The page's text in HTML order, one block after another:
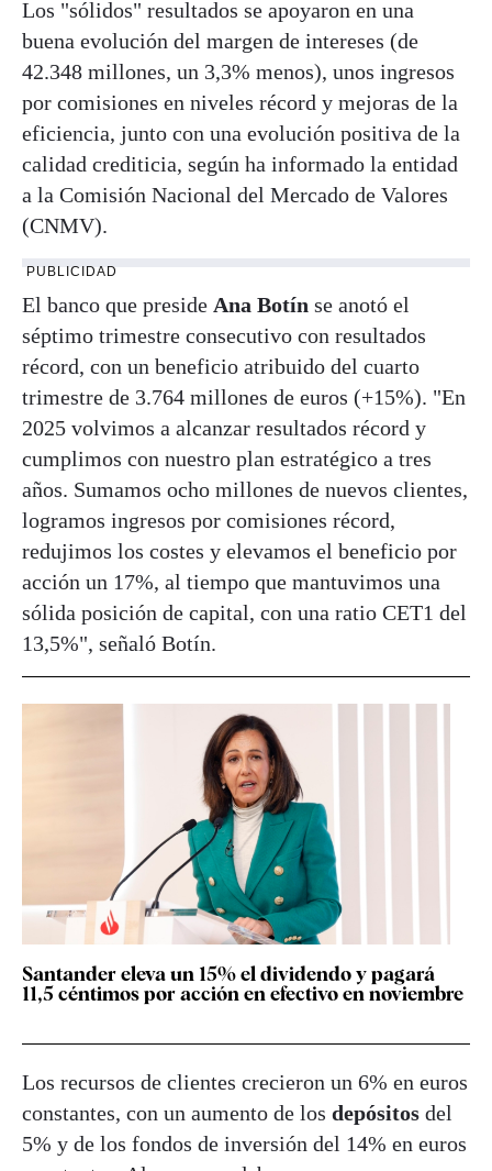
Los "sólidos" resultados se apoyaron en una
buena evolución del margen de intereses (de
42.348 millones, un 3,3% menos), unos ingresos
por comisiones en niveles récord y mejoras de la
eficiencia, junto con una evolución positiva de la
calidad crediticia, según ha informado la entidad
a la Comisión Nacional del Mercado de Valores
(CNMV).
PUBLICIDAD
El banco que preside Ana Botín se anotó el
séptimo trimestre consecutivo con resultados
récord, con un beneficio atribuido del cuarto
trimestre de 3.764 millones de euros (+15%). "En
2025 volvimos a alcanzar resultados récord y
cumplimos con nuestro plan estratégico a tres
años. Sumamos ocho millones de nuevos clientes,
logramos ingresos por comisiones récord,
redujimos los costes y elevamos el beneficio por
acción un 17%, al tiempo que mantuvimos una
sólida posición de capital, con una ratio CET1 del
13,5%", señaló Botín.
Santander eleva un 15% el dividendo y pagará
11,5 céntimos por acción en efectivo en noviembre
Los recursos de clientes crecieron un 6% en euros
constantes, con un aumento de los depósitos del
5% y de los fondos de inversión del 14% en euros